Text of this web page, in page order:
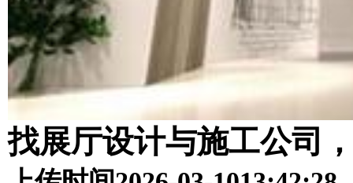
找展厅设计与施工公司